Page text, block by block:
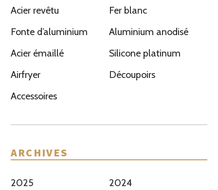
Acier revêtu
Fer blanc
Fonte d’aluminium
Aluminium anodisé
Acier émaillé
Silicone platinum
Airfryer
Découpoirs
Accessoires
ARCHIVES
2025 2024